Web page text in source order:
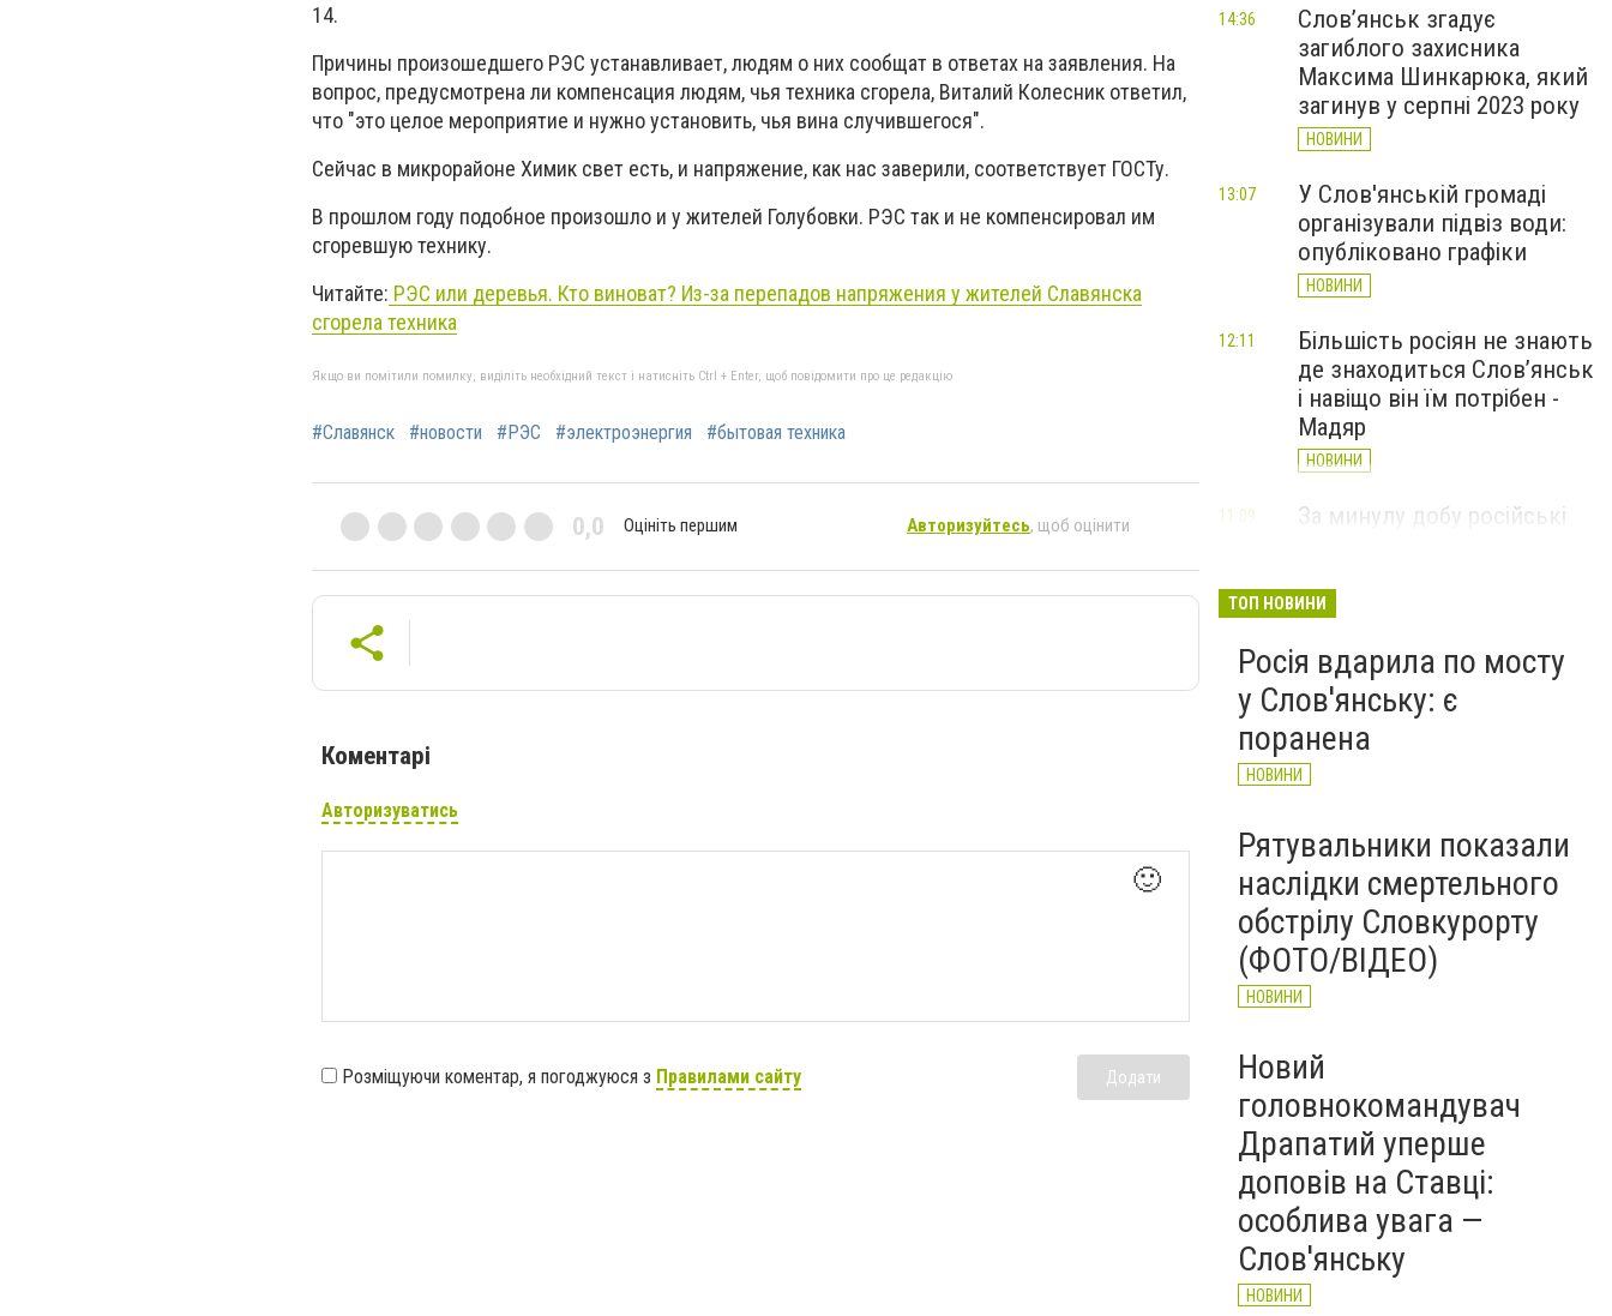
14.
Причины произошедшего РЭС устанавливает, людям о них сообщат в ответах на заявления. На
вопрос, предусмотрена ли компенсация людям, чья техника сгорела, Виталий Колесник ответил,
что "это целое мероприятие и нужно установить, чья вина случившегося".
Сейчас в микрорайоне Химик свет есть, и напряжение, как нас заверили, соответствует ГОСТу.
В прошлом году подобное произошло и у жителей Голубовки. РЭС так и не компенсировал им
сгоревшую технику.
Читайте: РЭС или деревья. Кто виноват? Из-за перепадов напряжения у жителей Славянска
сгорела техника
Якщо ви помітили помилку, виділіть необхідний текст і натисніть Ctrl + Enter, щоб повідомити про це редакцію
#Славянск #новости #РЭС #электроэнергия #бытовая техника
0,0 Оцініть першим Авторизуйтесь, щоб оцінити
Коментарі
Авторизуватись
🙂
Розміщуючи коментар, я погоджуюся з Правилами сайту Додати
Слов’янськ згадує
загиблого захисника
Максима Шинкарюка, який
загинув у серпні 2023 року
НОВИНИ
14:36
У Слов'янській громаді
організували підвіз води:
опубліковано графіки
НОВИНИ
13:07
Більшість росіян не знають
де знаходиться Слов’янськ
і навіщо він їм потрібен -
Мадяр
НОВИНИ
12:11
За минулу добу російські
великої війни: 6 серпня
11:09
ТОП НОВИНИ
Росія вдарила по мосту
у Слов'янську: є
поранена
НОВИНИ
Рятувальники показали
наслідки смертельного
обстрілу Словкурорту
(ФОТО/ВІДЕО)
НОВИНИ
Новий
головнокомандувач
Драпатий уперше
доповів на Ставці:
особлива увага —
Слов'янську
НОВИНИ